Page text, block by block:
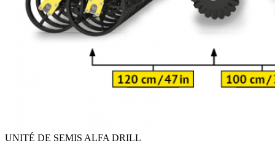
UNITÉ DE SEMIS ALFA DRILL